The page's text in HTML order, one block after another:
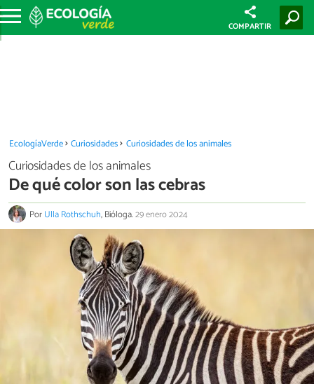
COMPARTIR
EcologíaVerde Curiosidades Curiosidades de los animales
Curiosidades de los animales
De qué color son las cebras
PorUlla Rothschuh, Bióloga.29 enero 2024